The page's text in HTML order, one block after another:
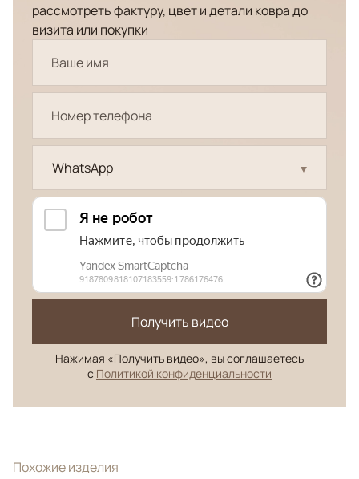
рассмотреть фактуру, цвет и детали ковра до
визита или покупки
WhatsApp
Получить видео
Нажимая «Получить видео», вы соглашаетесь
с Политикой конфиденциальности
Похожие изделия